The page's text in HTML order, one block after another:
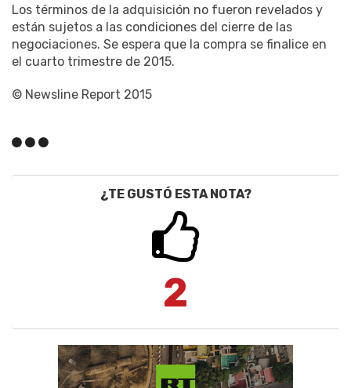
Los términos de la adquisición no fueron revelados y
están sujetos a las condiciones del cierre de las
negociaciones. Se espera que la compra se finalice en
el cuarto trimestre de 2015.
© Newsline Report 2015
¿TE GUSTÓ ESTA NOTA?
2